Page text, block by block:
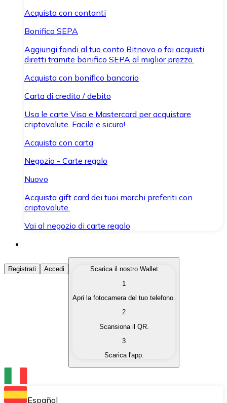
Acquista con contanti
Bonifico SEPA
Aggiungi fondi al tuo conto Bitnovo o fai acquisti
diretti tramite bonifico SEPA al miglior prezzo.
Acquista con bonifico bancario
Carta di credito / debito
Usa le carte Visa e Mastercard per acquistare
criptovalute. Facile e sicuro!
Acquista con carta
Negozio - Carte regalo
Nuovo
Acquista gift card dei tuoi marchi preferiti con
criptovalute.
Vai al negozio di carte regalo
Acquista Criptovalute
Acquista le criptovalute che ti interessano in modo
Converti le tue criptovalute in valuta fiat quando ne
Scambia una criptovaluta con un'altra
Conserva le tue cripto in un Wallet self-custodial.
Registrati Accedi
Scarica il nostro Wallet
1
Apri la fotocamera del tuo telefono.
2
Scansiona il QR.
3
Scarica l'app.
Español